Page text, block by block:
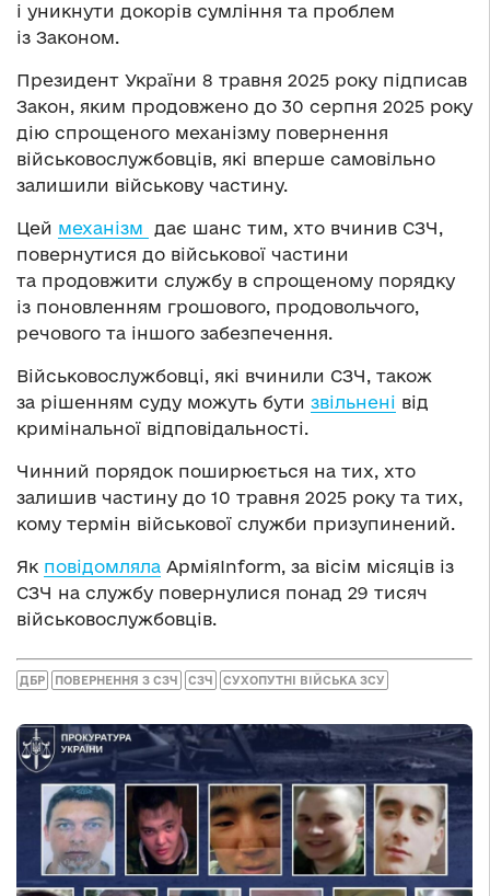
і уникнути докорів сумління та проблем
із Законом.
Президент України 8 травня 2025 року підписав
Закон, яким продовжено до 30 серпня 2025 року
дію спрощеного механізму повернення
військовослужбовців, які вперше самовільно
залишили військову частину.
Цей механізм
дає шанс тим, хто вчинив СЗЧ,
повернутися до військової частини
та продовжити службу в спрощеному порядку
із поновленням грошового, продовольчого,
речового та іншого забезпечення.
Військовослужбовці, які вчинили СЗЧ, також
за рішенням суду можуть бути звільнені від
кримінальної відповідальності.
Чинний порядок поширюється на тих, хто
залишив частину до 10 травня 2025 року та тих,
кому термін військової служби призупинений.
Як повідомляла АрміяInform, за вісім місяців із
СЗЧ на службу повернулися понад 29 тисяч
військовослужбовців.
ДБР ПОВЕРНЕННЯ З СЗЧ СЗЧ СУХОПУТНІ ВІЙСЬКА ЗСУ